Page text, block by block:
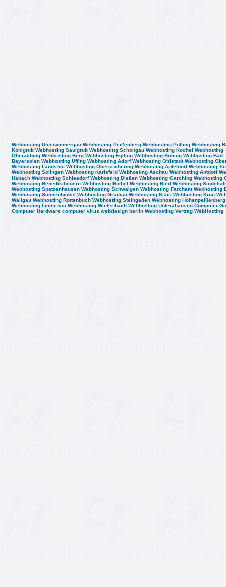
Webhosting Unterammergau Webhosting Peißenberg Webhosting Polling Webhosting
Kohlgrub Webhosting Saulgrub Webhosting Schongau Webhosting Kochel Webhosting
Oberaching Webhosting Berg Webhosting Eglfing Webhosting Böbing Webhosting Bad
Bayersoien Webhosting Uffing Webhosting Adorf Webhosting Ohlstadt Webhosting
Webhosting Landshut Webhosting Obersöchering Webhosting Apfeldorf Webhosting
Webhosting Solingen Webhosting Karlsfeld Webhosting Aschau Webhosting Antdorf
Habach Webhosting Schleedorf Webhosting Dießen Webhosting Garching Webhosting
Webhosting Benediktbeuern Webhosting Bichel Webhosting Ried Webhosting
Webhosting Spatzenhausen Webhosting Schwaigen Webhosting Farchant Webhosting
Webhosting Sonnenbichel Webhosting Grainau Webhosting Klais Webhosting Krün
Wallgau Webhosting Rottenbuch Webhosting Steingaden Webhosting Hohenpeißenberg
Webhosting Lichtenau Webhosting Wielenbach Webhosting Unterahausen Computer
Computer Hardware computer virus webdesign berlin Webhosting Vertrag WebHosting